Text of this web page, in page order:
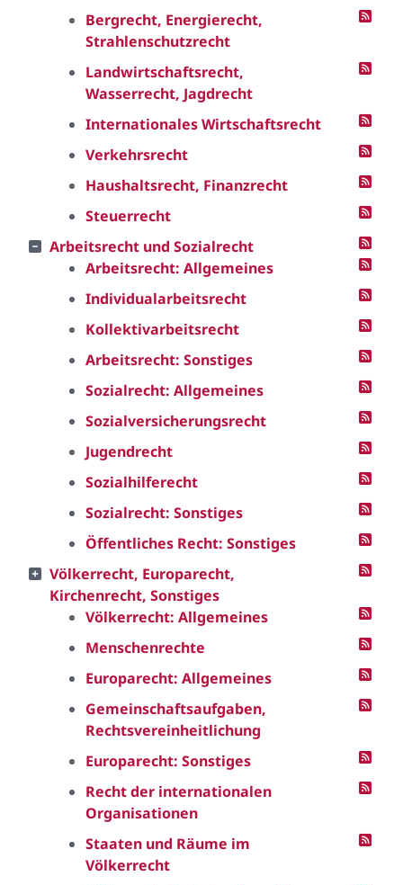
Bergrecht, Energierecht,
Strahlenschutzrecht
Landwirtschaftsrecht,
Wasserrecht, Jagdrecht
Internationales Wirtschaftsrecht
Verkehrsrecht
Haushaltsrecht, Finanzrecht
Steuerrecht
Arbeitsrecht und Sozialrecht
Arbeitsrecht: Allgemeines
Individualarbeitsrecht
Kollektivarbeitsrecht
Arbeitsrecht: Sonstiges
Sozialrecht: Allgemeines
Sozialversicherungsrecht
Jugendrecht
Sozialhilferecht
Sozialrecht: Sonstiges
Öffentliches Recht: Sonstiges
Völkerrecht, Europarecht,
Kirchenrecht, Sonstiges
Völkerrecht: Allgemeines
Menschenrechte
Europarecht: Allgemeines
Gemeinschaftsaufgaben,
Rechtsvereinheitlichung
Europarecht: Sonstiges
Recht der internationalen
Organisationen
Staaten und Räume im
Völkerrecht